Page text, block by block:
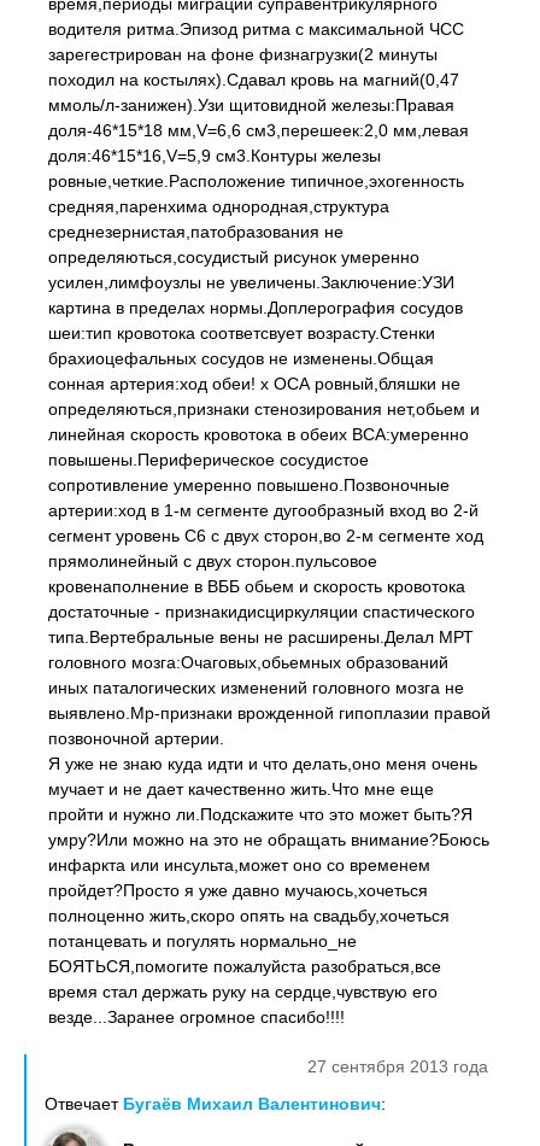
водителя ритма.Эпизод ритма с максимальной ЧСС
зарегестрирован на фоне физнагрузки(2 минуты
походил на костылях).Сдавал кровь на магний(0,47
ммоль/л-занижен).Узи щитовидной железы:Правая
доля-46*15*18 мм,V=6,6 см3,перешеек:2,0 мм,левая
доля:46*15*16,V=5,9 см3.Контуры железы
ровные,четкие.Расположение типичное,эхогенность
средняя,паренхима однородная,структура
среднезернистая,патобразования не
определяються,сосудистый рисунок умеренно
усилен,лимфоузлы не увеличены.Заключение:УЗИ
картина в пределах нормы.Доплерография сосудов
шеи:тип кровотока соответсвует возрасту.Стенки
брахиоцефальных сосудов не изменены.Общая
сонная артерия:ход обеи! х ОСА ровный,бляшки не
определяються,признаки стенозирования нет,обьем и
линейная скорость кровотока в обеих ВСА:умеренно
повышены.Периферическое сосудистое
сопротивление умеренно повышено.Позвоночные
артерии:ход в 1-м сегменте дугообразный вход во 2-й
сегмент уровень С6 с двух сторон,во 2-м сегменте ход
прямолинейный с двух сторон.пульсовое
кровенаполнение в ВББ обьем и скорость кровотока
достаточные - признакидисциркуляции спастического
типа.Вертебральные вены не расширены.Делал МРТ
головного мозга:Очаговых,обьемных образований
иных паталогических изменений головного мозга не
выявлено.Мр-признаки врожденной гипоплазии правой
позвоночной артерии.
Я уже не знаю куда идти и что делать,оно меня очень
мучает и не дает качественно жить.Что мне еще
пройти и нужно ли.Подскажите что это может быть?Я
умру?Или можно на это не обращать внимание?Боюсь
инфаркта или инсульта,может оно со временем
пройдет?Просто я уже давно мучаюсь,хочеться
полноценно жить,скоро опять на свадьбу,хочеться
потанцевать и погулять нормально_не
БОЯТЬСЯ,помогите пожалуйста разобраться,все
время стал держать руку на сердце,чувствую его
везде...Заранее огромное спасибо!!!!
27 сентября 2013 года
Отвечает Бугаёв Михаил Валентинович: